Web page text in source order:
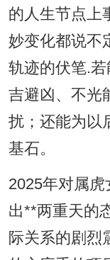
的人生节点上
妙变化都说不
轨迹的伏笔.
吉避凶、不光
扰；还能为以
基石。
2025年对属
出**两重天的
际关系的剧烈